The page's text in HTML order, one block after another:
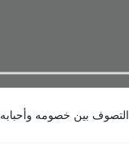
التصوف بين خصومه وأحبابه